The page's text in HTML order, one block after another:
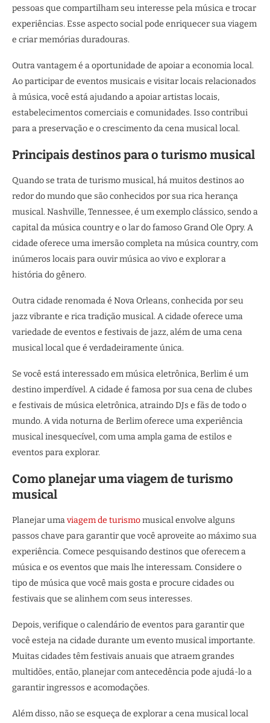
pessoas que compartilham seu interesse pela música e trocar
experiências. Esse aspecto social pode enriquecer sua viagem
e criar memórias duradouras.
Outra vantagem é a oportunidade de apoiar a economia local.
Ao participar de eventos musicais e visitar locais relacionados
à música, você está ajudando a apoiar artistas locais,
estabelecimentos comerciais e comunidades. Isso contribui
para a preservação e o crescimento da cena musical local.
Principais destinos para o turismo musical
Quando se trata de turismo musical, há muitos destinos ao
redor do mundo que são conhecidos por sua rica herança
musical. Nashville, Tennessee, é um exemplo clássico, sendo a
capital da música country e o lar do famoso Grand Ole Opry. A
cidade oferece uma imersão completa na música country, com
inúmeros locais para ouvir música ao vivo e explorar a
história do gênero.
Outra cidade renomada é Nova Orleans, conhecida por seu
jazz vibrante e rica tradição musical. A cidade oferece uma
variedade de eventos e festivais de jazz, além de uma cena
musical local que é verdadeiramente única.
Se você está interessado em música eletrônica, Berlim é um
destino imperdível. A cidade é famosa por sua cena de clubes
e festivais de música eletrônica, atraindo DJs e fãs de todo o
mundo. A vida noturna de Berlim oferece uma experiência
musical inesquecível, com uma ampla gama de estilos e
eventos para explorar.
Como planejar uma viagem de turismo
musical
Planejar umaviagem de turismomusical envolve alguns
passos chave para garantir que você aproveite ao máximo sua
experiência. Comece pesquisando destinos que oferecem a
música e os eventos que mais lhe interessam. Considere o
tipo de música que você mais gosta e procure cidades ou
festivais que se alinhem com seus interesses.
Depois, verifique o calendário de eventos para garantir que
você esteja na cidade durante um evento musical importante.
Muitas cidades têm festivais anuais que atraem grandes
multidões, então, planejar com antecedência pode ajudá-lo a
garantir ingressos e acomodações.
Além disso, não se esqueça de explorar a cena musical local